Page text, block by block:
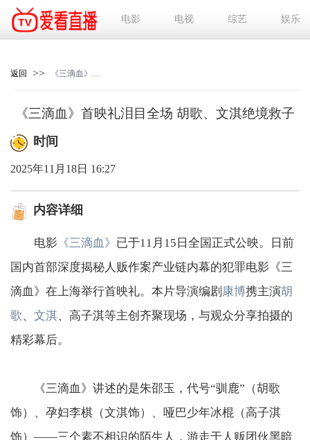
电影 电视 综艺 娱乐
返回 >>
《三滴血》首映礼泪目全场 胡歌、文淇绝境救子
时间
2025年11月18日 16:27
内容详细
电影 《三滴血》 已于11月15日全国正式公映。日前
国内首部深度揭秘人贩作案产业链内幕的犯罪电影《三
滴血》在上海举行首映礼。本片导演编剧 康博携主演胡
歌、 文淇、高子淇等主创齐聚现场，与观众分享拍摄的
精彩幕后。
《三滴血》讲述的是朱邵玉，代号“驯鹿”（胡歌
饰）、孕妇李棋（文淇饰）、哑巴少年冰棍（高子淇
饰）——三个素不相识的陌生人，游走于人贩团伙黑暗